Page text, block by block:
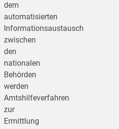
dem
automatisierten
Informationsaustausch
zwischen
den
nationalen
Behörden
werden
Amtshilfeverfahren
zur
Ermittlung